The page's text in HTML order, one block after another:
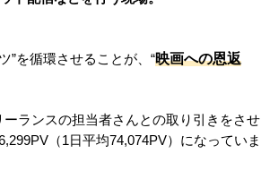
”を循環させることが、“映画への恩返
ランスの担当者さんとの取り引きをさせ
（1日平均74,074PV）になっていま